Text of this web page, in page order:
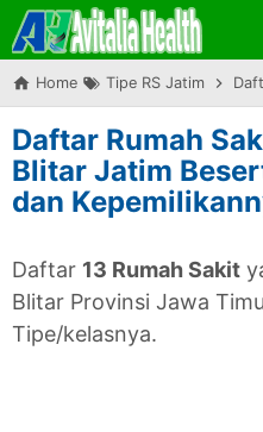
Skip to
Home Tipe RS Jatim Daftar
Daftar Rumah
Blitar Jatim
dan
Daftar 13 Rumah Sakit
Blitar Provinsi Jawa
Tipe/kelasnya.